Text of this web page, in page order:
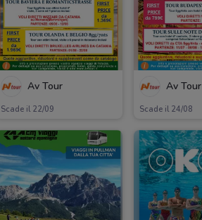
Av Tour
Scade il 22/09
Av Tour
Scade il 24/08